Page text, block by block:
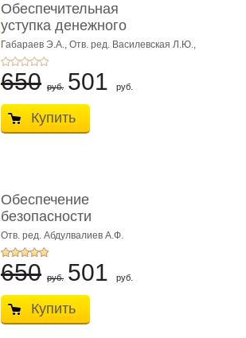
Обеспечительная
уступка денежного
требования ...
Габараев Э.А., Отв. ред. Василевская Л.Ю.,
вступ. сл. Каретина М.Г.
650 руб. 501 руб.
Купить
Обеспечение
безопасности
функционирования уг
...
Отв. ред. Абдулвалиев А.Ф.
650 руб. 501 руб.
Купить